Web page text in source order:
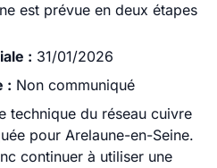
est prévue en deux étapes
: 31/01/2026
: Non communiqué
technique du réseau cuivre
pour Arelaune-en-Seine.
continuer à utiliser une